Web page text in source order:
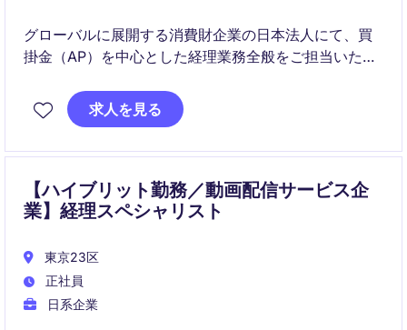
グローバルに展開する消費財企業の日本法人にて、買
掛金（AP）を中心とした経理業務全般をご担当いただ
SAP環境下での月次決算やプロセス改善を通じ、財務
求人を見る
【ハイブリット勤務／動画配信サービス企
業】経理スペシャリスト
東京23区
正社員
日系企業